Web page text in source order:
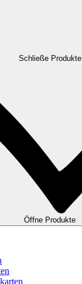
Schließe Produkte
Öffne Produkte